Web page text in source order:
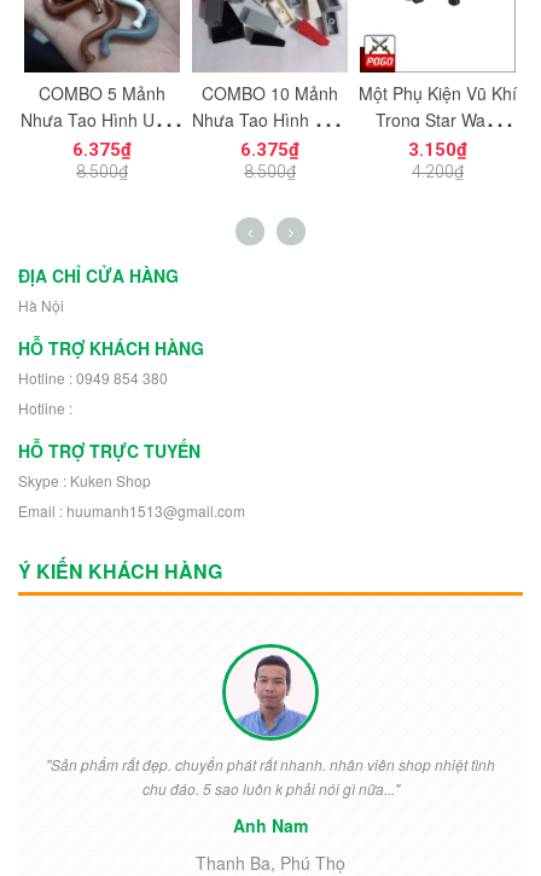
COMBO 5 Mảnh
Nhựa Tạo Hình Uống
Cong Dùng Cho Mô
Hình Nhân Vật Mini
6.375₫
8.500₫
COMBO 10 Mảnh
Nhựa Tạo Hình Trơn
Vát Dọc 1x2
NO.1725 Đồ Chơi
6.375₫
8.500₫
Một Phụ Kiện Vũ Khí
Trong Star Wars
PGPJ0033 NO.1198
- Phụ Kiện MOC
3.150₫
4.200₫
ĐỊA CHỈ CỬA HÀNG
Hà Nội
HỖ TRỢ KHÁCH HÀNG
Hotline : 0949 854 380
Hotline :
HỖ TRỢ TRỰC TUYẾN
Skype : Kuken Shop
Email : huumanh1513@gmail.com
Ý KIẾN KHÁCH HÀNG
"Sản phẩm rất đẹp. chuyển phát rất nhanh. nhân viên shop nhiệt tình
chu đáo. 5 sao luôn k phải nói gì nữa..."
Anh Nam
Thanh Ba, Phú Thọ